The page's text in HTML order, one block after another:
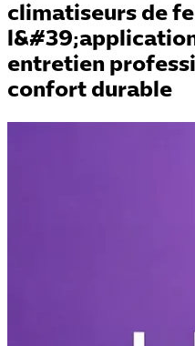
climatiseurs de
entretien
confort durable